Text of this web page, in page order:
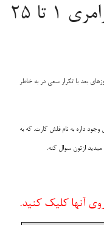
تا 25
بعد با تکرار سعی در به خاطر
وجود داره به نام فلش کارت. که به
ازتون سوال کنه.
آنها کلیک کنید.